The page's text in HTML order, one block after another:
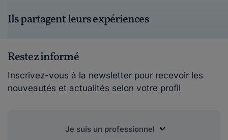
Ils partagent leurs expériences
Restez informé
Inscrivez-vous à la newsletter pour recevoir les
nouveautés et actualités selon votre profil